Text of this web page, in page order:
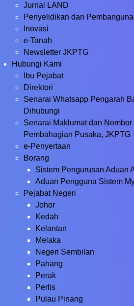
Jurnal LAND
Penyelidikan dan
Inovasi
e-Tanah
Newsletter JKPTG
Hubungi Kami
Ibu Pejabat
Direktori
Senarai Whatsapp Pengarah
Dihubungi
Senarai Maklumat dan
Pembahagian Pusaka, JKPTG
e-Penyertaan
Borang
Sistem Pengurusan Aduan
Aduan Pengguna Sistem
Pejabat Negeri
Johor
Kedah
Kelantan
Melaka
Negeri Sembilan
Pahang
Perak
Perlis
Pulau Pinang